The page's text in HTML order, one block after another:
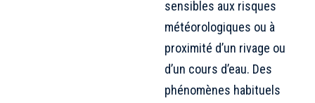
sensibles aux risques
météorologiques ou à
proximité d’un rivage ou
d’un cours d’eau. Des
phénomènes habituels